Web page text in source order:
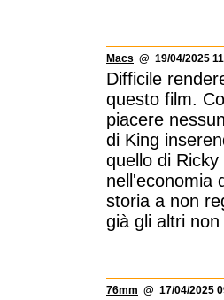
Macs @ 19/04/2025
Difficile
questo film.
piacere
di King
quello di
nell'economia
storia a non
già gli altri
76mm @ 17/04/2025